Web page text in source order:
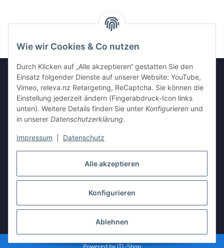
Alle akzeptieren
Konfigurieren
Ablehnen
Wie wir Cookies & Co nutzen
Durch Klicken auf „Alle akzeptieren“ gestatten Sie den
Einsatz folgender Dienste auf unserer Website: YouTube,
Vimeo, releva.nz Retargeting, ReCaptcha. Sie können die
Einstellung jederzeit ändern (Fingerabdruck-Icon links
unten). Weitere Details finden Sie unter Konfigurieren und
in unserer Datenschutzerklärung.
Impressum Datenschutz
Informationen
Gesetzliche Informationen
Vertrag widerrufen
* Alle Preise inkl. gesetzlicher USt., zzgl.Versand
Powered byJTL-Shop